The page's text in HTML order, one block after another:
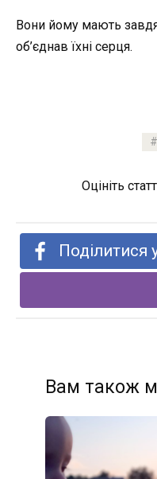
Вони йому мають
об’єднав їхні серця.
Оцініть
Поділитися
Вам також